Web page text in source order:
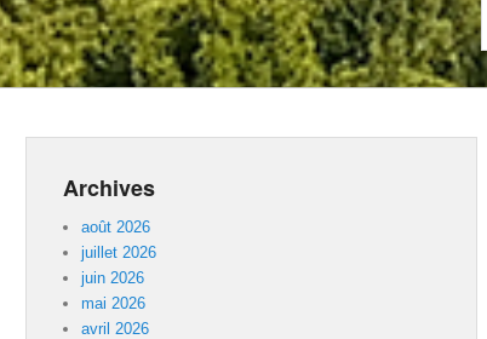
Archives
août 2026
juillet 2026
juin 2026
mai 2026
avril 2026